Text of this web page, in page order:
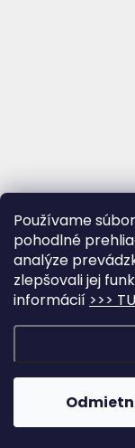
Používame
pohodlné
analýze
zlepšovali jej
informácií >>> TU
Copyright 2026